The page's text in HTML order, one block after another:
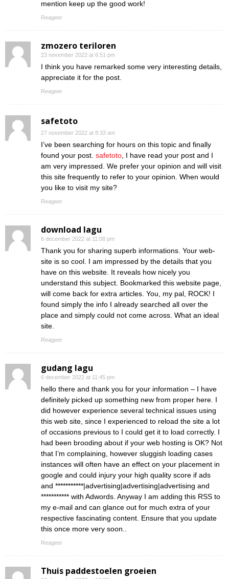
mention keep up the good work!
Reageer
zmozero teriloren
23 november 2022 at 6:51 pm
I think you have remarked some very interesting details,
appreciate it for the post.
Reageer
safetoto
27 november 2022 at 8:33 am
I’ve been searching for hours on this topic and finally
found your post. safetoto , I have read your post and I
am very impressed. We prefer your opinion and will visit
this site frequently to refer to your opinion. When would
you like to visit my site?
Reageer
download lagu
6 december 2022 at 11:08 pm
Thank you for sharing superb informations. Your web-
site is so cool. I am impressed by the details that you
have on this website. It reveals how nicely you
understand this subject. Bookmarked this website page,
will come back for extra articles. You, my pal, ROCK! I
found simply the info I already searched all over the
place and simply could not come across. What an ideal
site.
Reageer
gudang lagu
6 december 2022 at 11:45 pm
hello there and thank you for your information – I have
definitely picked up something new from proper here. I
did however experience several technical issues using
this web site, since I experienced to reload the site a lot
of occasions previous to I could get it to load correctly. I
had been brooding about if your web hosting is OK? Not
that I’m complaining, however sluggish loading cases
instances will often have an effect on your placement in
google and could injury your high quality score if ads
and ***********|advertising|advertising|advertising and
*********** with Adwords. Anyway I am adding this RSS to
my e-mail and can glance out for much extra of your
respective fascinating content. Ensure that you update
this once more very soon..
Reageer
Thuis paddestoelen groeien